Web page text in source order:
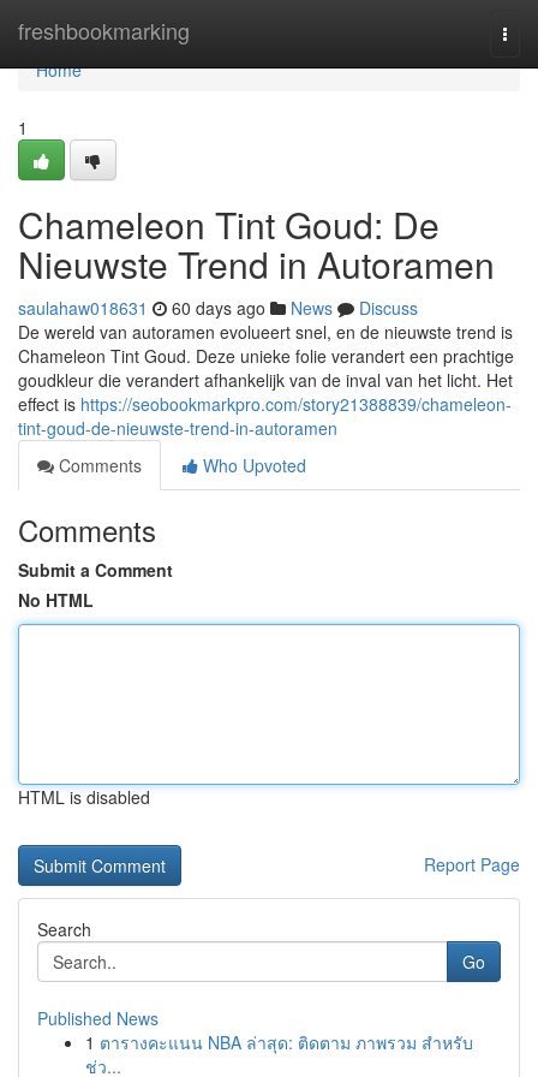
freshbookmarking
Home
Home
1
Chameleon Tint Goud: De
Nieuwste Trend in Autoramen
saulahaw018631 60 days ago News
Discuss
De wereld van autoramen evolueert snel, en de nieuwste trend is
Chameleon Tint Goud. Deze unieke folie verandert een prachtige
goudkleur die verandert afhankelijk van de inval van het licht. Het
effect is https://seobookmarkpro.com/story21388839/chameleon-
tint-goud-de-nieuwste-trend-in-autoramen
Comments
Who Upvoted
Comments
Submit a Comment
No HTML
HTML is disabled
Report Page
Search
Go
Published News
1 ตารางคะแนน NBA ล่าสุด: ติดตาม ภาพรวม สำหรับ
ช่ว...